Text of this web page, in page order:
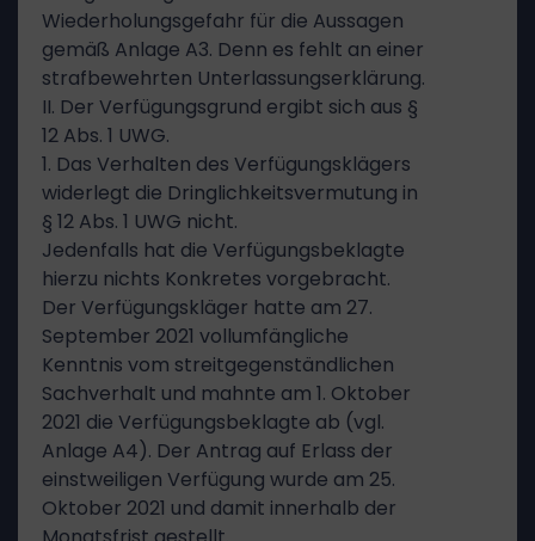
Wiederholungsgefahr für die Aussagen
gemäß Anlage A3. Denn es fehlt an einer
strafbewehrten Unterlassungserklärung.
II. Der Verfügungsgrund ergibt sich aus §
12 Abs. 1 UWG.
1. Das Verhalten des Verfügungsklägers
widerlegt die Dringlichkeitsvermutung in
§ 12 Abs. 1 UWG nicht.
Jedenfalls hat die Verfügungsbeklagte
hierzu nichts Konkretes vorgebracht.
Der Verfügungskläger hatte am 27.
September 2021 vollumfängliche
Kenntnis vom streitgegenständlichen
Sachverhalt und mahnte am 1. Oktober
2021 die Verfügungsbeklagte ab (vgl.
Anlage A4). Der Antrag auf Erlass der
einstweiligen Verfügung wurde am 25.
Oktober 2021 und damit innerhalb der